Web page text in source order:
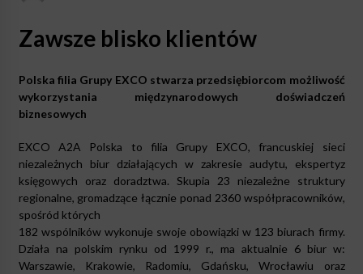
Zawsze blisko klientów
Polska filia Grupy EXCO stwarza przedsiębiorcom możliwość
wykorzystania międzynarodowych doświadczeń
biznesowych
EXCO A2A Polska to filia Grupy EXCO, francuskiej sieci
niezależnych biur działających w zakresie audytu, ekspertyz
księgowych oraz doradztwa. Skupia 23 niezależne struktury
regionalne, gromadzące łącznie ponad 2360 współpracowników,
spośród których
182 wspólników wykonuje swoje obowiązki w 123 biurach firmy.
Działa na polskim rynku od 1999 r., ma aktualnie 6 biur w:
Warszawie, Krakowie, Radomiu, Gdańsku, Wrocławiu oraz